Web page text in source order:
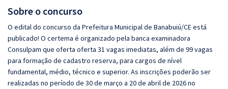
Sobre o concurso
O edital do concurso da Prefeitura Municipal de Banabuiú/CE está
publicado! O certema é organizado pela banca examinadora
Consulpam que oferta oferta 31 vagas imediatas, além de 99 vagas
para formação de cadastro reserva, para cargos de nível
fundamental, médio, técnico e superior. As inscrições poderão ser
realizadas no período de 30 de março a 20 de abril de 2026 no